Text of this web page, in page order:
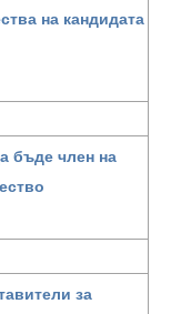
на кандидата
бъде член на
за